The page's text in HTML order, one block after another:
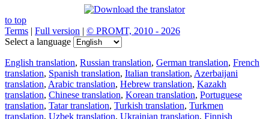
to top
Terms | Full version | © PROMT, 2010 - 2026
Select a language
English translation, Russian translation, German translation, French
translation, Spanish translation, Italian translation, Azerbaijani
translation, Arabic translation, Hebrew translation, Kazakh
translation, Chinese translation, Korean translation, Portuguese
translation, Tatar translation, Turkish translation, Turkmen
translation, Uzbek translation, Ukrainian translation, Finnish